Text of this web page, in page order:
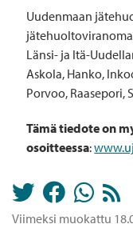
Uudenmaan
Länsi- ja Itä-
Askola, Hanko,
Porvoo, Raasepori,
Tämä tiedote on
osoitteessa:
Viimeksi muokattu